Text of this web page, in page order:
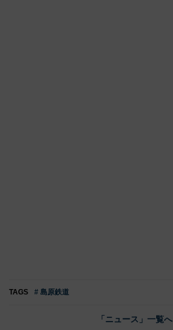
TAGS # 島原鉄道
「ニュース」一覧へ